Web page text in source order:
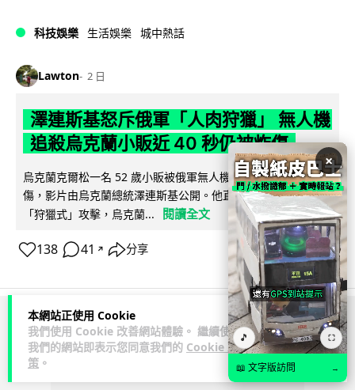
本網站正使用 Cookie
我們使用 Cookie 改善網站體驗。 繼續使用
我們的網站即表示您同意我們的 Cookie 政
策 。
科技娛樂 生活娛樂 城中熱話
Lawton 2 日
澤連斯基怒斥俄軍「人肉狩獵」 無人機
追殺烏克蘭小販近 40 秒仍被炸傷
烏克蘭克爾松一名 52 歲小販被俄軍無人機追擊近 40 秒後被炸
傷，影片由烏克蘭總統澤連斯基公開。他直斥俄軍對平民進行
「狩獵式」攻擊，烏克蘭...
閱讀全文
138 41 ↗ 分享
ADVERTISEMENT
×
🎵 ⛶
📖 文字版訪問 →